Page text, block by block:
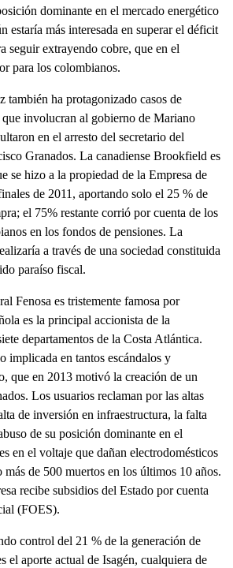
dominante en el mercado energético
estaría más interesada en superar el déficit
seguir extrayendo cobre, que en el
para los colombianos.
también ha protagonizado casos de
involucran al gobierno de Mariano
en el arresto del secretario del
Granados. La canadiense Brookfield es
se hizo a la propiedad de la Empresa de
de 2011, aportando solo el 25 % de
el 75% restante corrió por cuenta de los
en los fondos de pensiones. La
a través de una sociedad constituida
paraíso fiscal.
Fenosa es tristemente famosa por
es la principal accionista de la
departamentos de la Costa Atlántica.
implicada en tantos escándalos y
que en 2013 motivó la creación de un
Los usuarios reclaman por las altas
de inversión en infraestructura, la falta
de su posición dominante en el
en el voltaje que dañan electrodomésticos
más de 500 muertos en los últimos 10 años.
recibe subsidios del Estado por cuenta
(FOES).
control del 21 % de la generación de
el aporte actual de Isagén, cualquiera de